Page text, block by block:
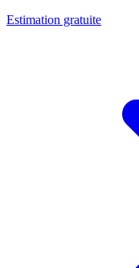
Estimation gratuite